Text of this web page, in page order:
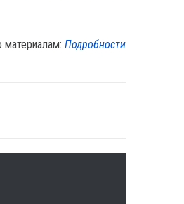
материалам:Подробности